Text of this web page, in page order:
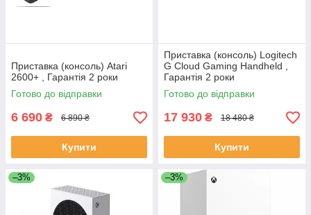
Приставка (консоль) Atari
2600+ , Гарантія 2 роки
Готово до відправки
6 690 ₴ 6 890 ₴
Купити
Приставка (консоль) Logitech
G Cloud Gaming Handheld ,
Гарантія 2 роки
Готово до відправки
17 930 ₴ 18 480 ₴
Купити
–3% –3%